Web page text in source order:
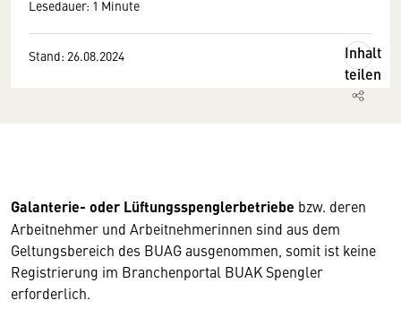
Lesedauer: 1 Minute
Stand: 26.08.2024
Inhalt
teilen
Galanterie- oder Lüftungsspenglerbetriebe bzw. deren
Arbeitnehmer und Arbeitnehmerinnen sind aus dem
Geltungsbereich des BUAG ausgenommen, somit ist keine
Registrierung im Branchenportal BUAK Spengler
erforderlich.